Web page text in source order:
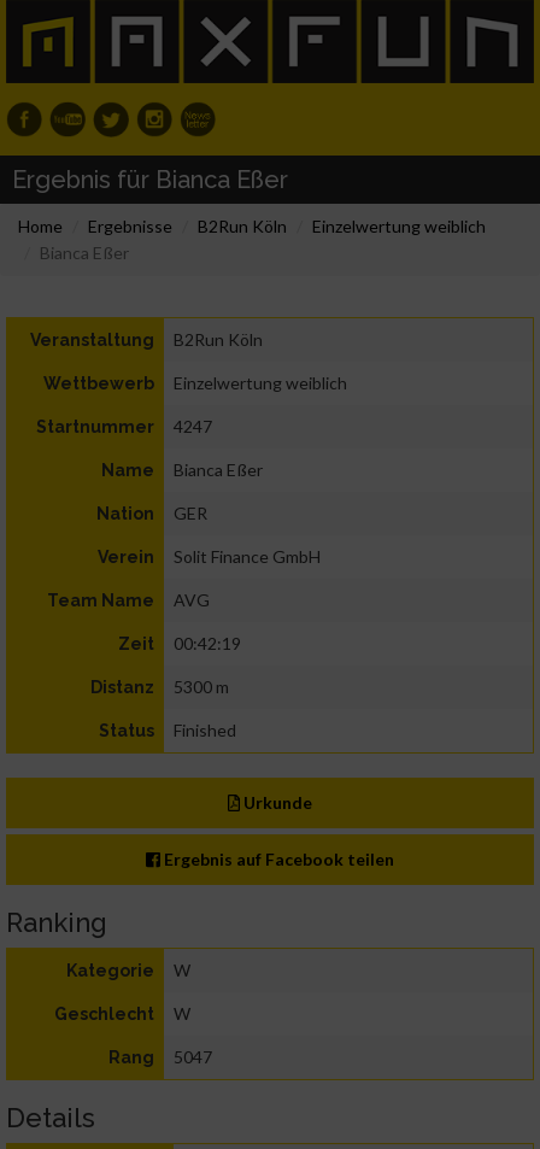
Ergebnis für Bianca Eßer
Home Ergebnisse B2Run Köln
Einzelwertung weiblich
Bianca Eßer
Veranstaltung B2Run Köln
Wettbewerb Einzelwertung weiblich
Startnummer 4247
Name Bianca Eßer
Nation GER
Verein Solit Finance GmbH
Team Name AVG
Zeit 00:42:19
Distanz 5300 m
Status Finished
Urkunde
Ergebnis auf Facebook teilen
Ranking
Kategorie W
Geschlecht W
Rang 5047
Details